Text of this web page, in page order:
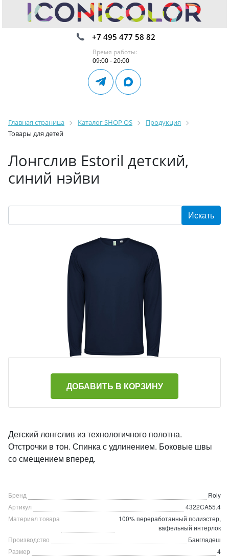
+7 495 477 58 82
Время работы:
09:00 - 20:00
Главная страница Каталог SHOP OS
Продукция
Товары для детей
Лонгслив Estoril детский,
синий нэйви
ДОБАВИТЬ В КОРЗИНУ
Детский лонгслив из технологичного полотна.
Отстрочки в тон. Спинка с удлинением. Боковые швы
со смещением вперед.
Бренд
Roly
Артикул
4322CA55.4
Материал товара
100% переработанный полиэстер,
вафельный интерлок
Производство
Бангладеш
Размер
4